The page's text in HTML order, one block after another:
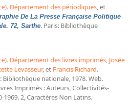
Département des périodiques, et
De La Presse Française Politique
72, Sarthe. Paris: Bibliothèque
Département des livres imprimés Josée
Levasseur, et Francis Richard.
Bibliothèque nationale, 1978. Web.
Imprimés : Auteurs, Collectivités-
2, Caractères Non Latins.